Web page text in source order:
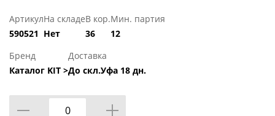
Артикул
590521
На складе
Нет
В кор.
36
Мин. партия
12
Бренд
Каталог KIT >
Доставка
До скл.Уфа 18 дн.